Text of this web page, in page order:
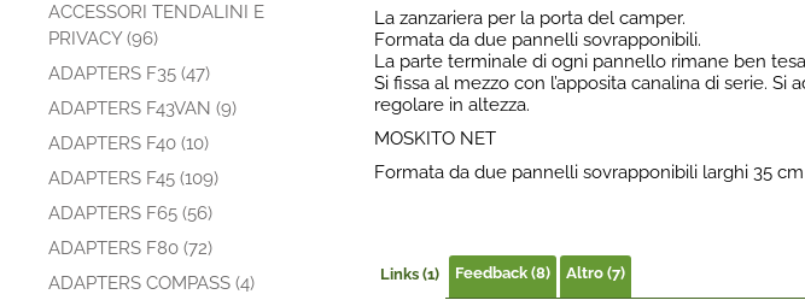
ACCESSORI TENDALINI E
PRIVACY (96)
ADAPTERS F35 (47)
ADAPTERS F43VAN (9)
ADAPTERS F40 (10)
ADAPTERS F45 (109)
ADAPTERS F65 (56)
ADAPTERS F80 (72)
ADAPTERS COMPASS (4)
La zanzariera per la porta del camper.
Formata da due pannelli sovrapponibili.
La parte terminale di ogni pannello rimane ben
Si fissa al mezzo con l’apposita canalina di serie.
regolare in altezza.
MOSKITO NET
Formata da due pannelli sovrapponibili larghi 35
Links (1) Feedback (8) Altro (7)